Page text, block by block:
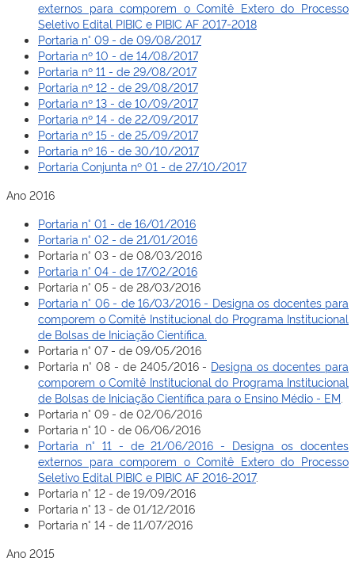
externos para comporem o Comitê Extero do Processo
Seletivo Edital PIBIC e PIBIC AF 2017-2018
Portaria n° 09 - de 09/08/2017
Portaria nº 10 - de 14/08/2017
Portaria nº 11 - de 29/08/2017
Portaria nº 12 - de 29/08/2017
Portaria nº 13 - de 10/09/2017
Portaria nº 14 - de 22/09/2017
Portaria nº 15 - de 25/09/2017
Portaria nº 16 - de 30/10/2017
Portaria Conjunta nº 01 - de 27/10/2017
Ano 2016
Portaria n° 01 - de 16/01/2016
Portaria n° 02 - de 21/01/2016
Portaria n° 03 - de 08/03/2016
Portaria n° 04 - de 17/02/2016
Portaria n° 05 - de 28/03/2016
Portaria n° 06 - de 16/03/2016 - Designa os docentes para
comporem o Comitê Institucional do Programa Institucional
de Bolsas de Iniciação Científica.
Portaria n° 07 - de 09/05/2016
Portaria n° 08 - de 2405/2016 - Designa os docentes para
comporem o Comitê Institucional do Programa Institucional
de Bolsas de Iniciação Científica para o Ensino Médio - EM
Portaria n° 09 - de 02/06/2016
Portaria n° 10 - de 06/06/2016
Portaria n° 11 - de 21/06/2016 - Designa os docentes
externos para comporem o Comitê Extero do Processo
Seletivo Edital PIBIC e PIBIC AF 2016-2017.
Portaria n° 12 - de 19/09/2016
Portaria n° 13 - de 01/12/2016
Portaria n° 14 - de 11/07/2016
Ano 2015